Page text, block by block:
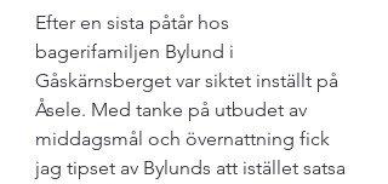
Efter en sista påtår hos
bagerifamiljen Bylund i
Gåskärnsberget var siktet inställt på
Åsele. Med tanke på utbudet av
middagsmål och övernattning fick
jag tipset av Bylunds att istället satsa